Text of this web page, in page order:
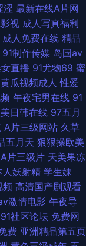
神马午夜激情 91熟
频 日本色情 天天肏
青青草原av 91社地址
亚洲 日韩淫乱视频
国AA片 三级片网页
涩 最新在线A片网
视 成人写真福利
成人免费在线 精品
91制作传媒 岛国av
直播 91尤物69 蜜
黄瓜视频成人 性爱
午夜宅男在线 91
日韩在线 97五月
A片三级网站 久草
五月天 狠狠操欧美
片三级片 天美果冻
人妖射精 学生妹
频 高清国产剧观看
激情电影 午夜导
91社区论坛 免费网
费 亚洲精品第五页